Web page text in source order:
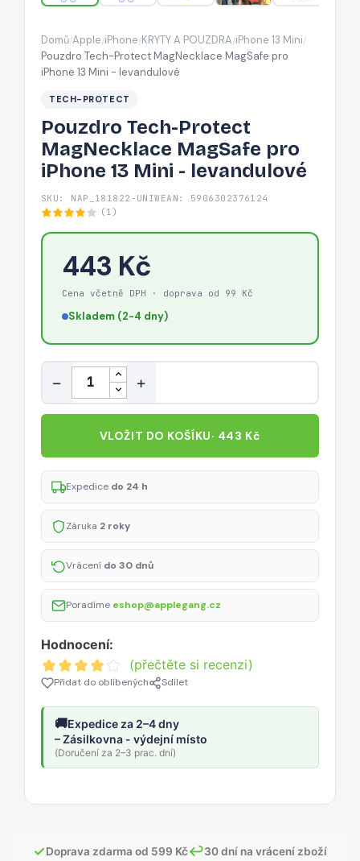
-
Domů/Apple/iPhone/KRYTY A POUZDRA/iPhone 13 Mini/
Pouzdro Tech-Protect MagNecklace MagSafe pro
iPhone 13 Mini - levandulové
TECH-PROTECT
Pouzdro Tech-Protect
MagNecklace MagSafe pro
iPhone 13 Mini - levandulové
SKU: NAP_181822-UNIWEAN: 5906302376124
(1)
443 Kč
Cena včetně DPH · doprava od 99 Kč
Skladem (2-4 dny)
Množství
− +
VLOŽIT DO KOŠÍKU· 443 Kč
Expedice do 24 h
Záruka 2 roky
Vrácení do 30 dnů
Poradíme eshop@applegang.cz
Hodnocení:
(přečtěte si recenzi)
Přidat do oblíbených Sdílet
🚚Expedice za 2–4 dny
– Zásilkovna - výdejní místo
(Doručení za 2–3 prac. dní)
✓Doprava zdarma od 599 Kč↩30 dní na vrácení zboží